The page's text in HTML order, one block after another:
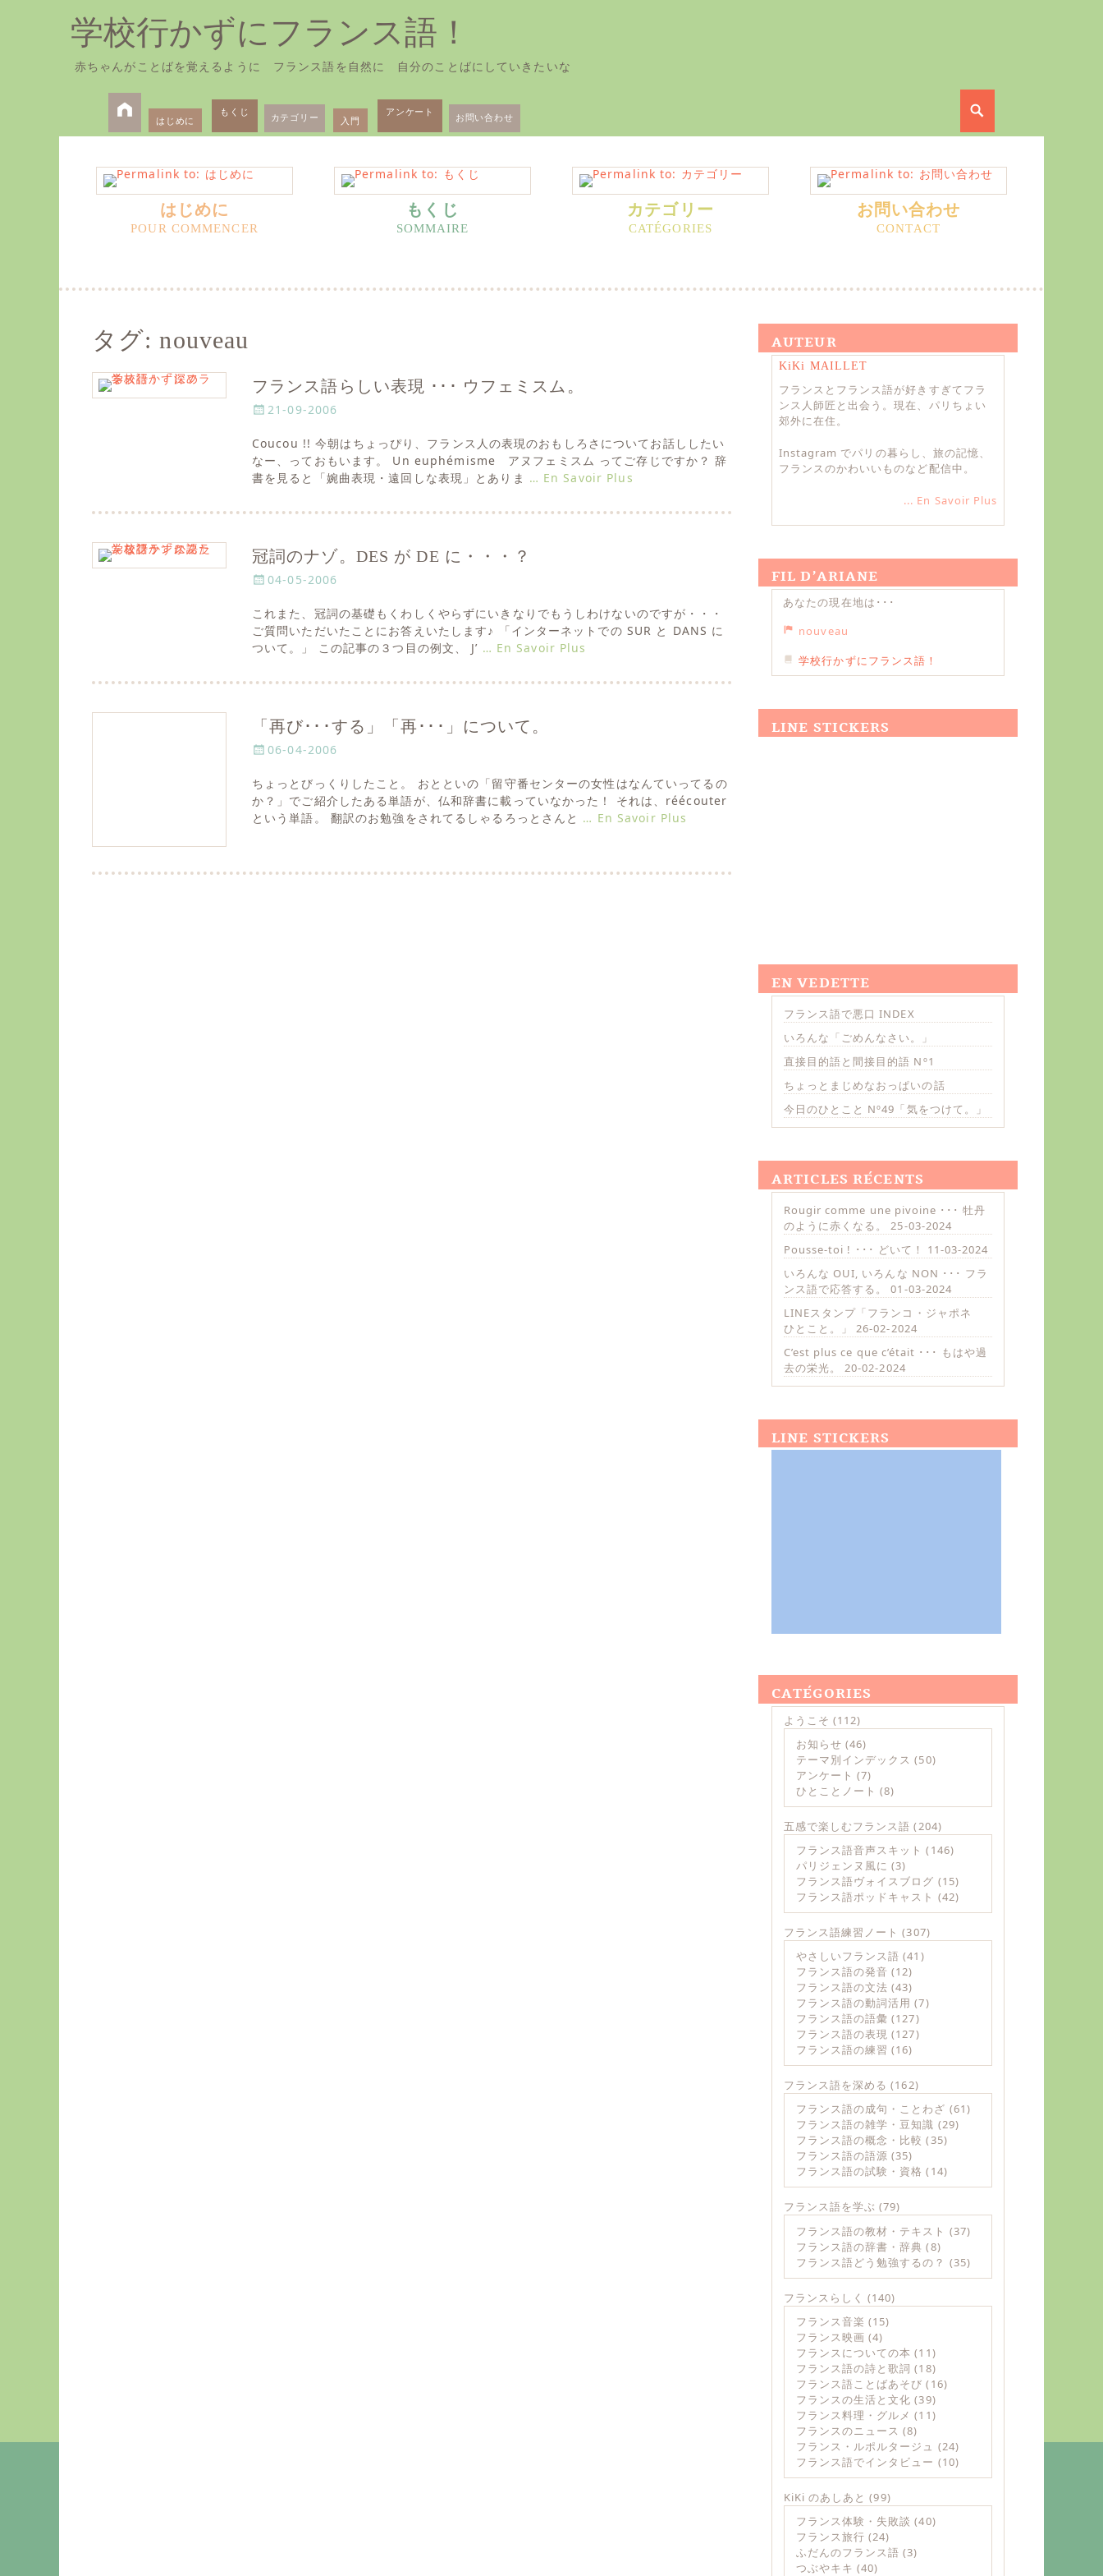
学校行かずにフランス語！
赤ちゃんがことばを覚えるように フランス語を自然に 自分のことばにしていきたいな
Primary
Menu
Skip
to
content
はじめに
もくじ カテゴリー 入門
アンケート お問い合わせ
はじめに もくじ カテゴリー お問い合わせ
タグ:nouveau
フランス語らしい表現 ･･･ ウフェミスム。
P
s
t
e
o
21-09-2006
Coucou !! 今朝はちょっぴり、フランス人の表現のおもしろさについてお話ししたい
なー、っておもいます。 Un euphémisme アヌフェミスム ってご存じですか？ 辞
書を見ると「婉曲表現・遠回しな表現」とありま … En Savoir Plus
冠詞のナゾ。DES が DE に・・・？
P
s
t
e
o
04-05-2006
これまた、冠詞の基礎もくわしくやらずにいきなりでもうしわけないのですが・・・
ご質問いただいたことにお答えいたします♪ 「インターネットでの SUR と DANS に
ついて。」 この記事の３つ目の例文、 J’ … En Savoir Plus
「再び･･･する」「再･･･」について。
P
s
t
e
n
06-04-2006
ちょっとびっくりしたこと。 おとといの「留守番センターの女性はなんていってるの
か？」でご紹介したある単語が、仏和辞書に載っていなかった！ それは、réécouter
という単語。 翻訳のお勉強をされてるしゃるろっとさんと … En Savoir Plus
AUTEUR
KiKi MAILLET
フランスとフランス語が好きすぎてフラ
ンス人師匠と出会う。現在、パリちょい
郊外に在住。
Instagram でパリの暮らし、旅の記憶、
フランスのかわいいものなど配信中。
... En Savoir Plus
FIL D’ARIANE
あなたの現在地は･･･
nouveau
学校行かずにフランス語！
LINE STICKERS
EN VEDETTE
フランス語で悪口 INDEX
いろんな「ごめんなさい。」
直接目的語と間接目的語 Nº1
ちょっとまじめなおっぱいの話
今日のひとこと Nº49「気をつけて。」
ARTICLES RÉCENTS
Rougir comme une pivoine ･･･ 牡丹
のように赤くなる。
25-03-2024
Pousse-toi ! ･･･ どいて！
11-03-2024
いろんな OUI, いろんな NON ･･･ フラ
ンス語で応答する。
01-03-2024
LINEスタンプ「フランコ・ジャポネ
ひとこと。」
26-02-2024
C’est plus ce que c’était ･･･ もはや過
去の栄光。
20-02-2024
LINE STICKERS
CATÉGORIES
ようこそ (112)
お知らせ (46)
テーマ別インデックス (50)
アンケート (7)
ひとことノート (8)
五感で楽しむフランス語 (204)
フランス語音声スキット (146)
パリジェンヌ風に (3)
フランス語ヴォイスブログ (15)
フランス語ポッドキャスト (42)
フランス語練習ノート (307)
やさしいフランス語 (41)
フランス語の発音 (12)
フランス語の文法 (43)
フランス語の動詞活用 (7)
フランス語の語彙 (127)
フランス語の表現 (127)
フランス語の練習 (16)
フランス語を深める (162)
フランス語の成句・ことわざ (61)
フランス語の雑学・豆知識 (29)
フランス語の概念・比較 (35)
フランス語の語源 (35)
フランス語の試験・資格 (14)
フランス語を学ぶ (79)
フランス語の教材・テキスト (37)
フランス語の辞書・辞典 (8)
フランス語どう勉強するの？ (35)
フランスらしく (140)
フランス音楽 (15)
フランス映画 (4)
フランスについての本 (11)
フランス語の詩と歌詞 (18)
フランス語ことばあそび (16)
フランスの生活と文化 (39)
フランス料理・グルメ (11)
フランスのニュース (8)
フランス・ルポルタージュ (24)
フランス語でインタビュー (10)
KiKi のあしあと (99)
フランス体験・失敗談 (40)
フランス旅行 (24)
ふだんのフランス語 (3)
つぶやキキ (40)